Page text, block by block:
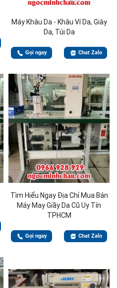
Máy Khâu Da - Khâu Ví Da, Giày
Da, Túi Da
Gọi ngay Chat Zalo
Tìm Hiểu Ngay Địa Chỉ Mua Bán
Máy May Giầy Da Cũ Uy Tín
TPHCM
Gọi ngay Chat Zalo